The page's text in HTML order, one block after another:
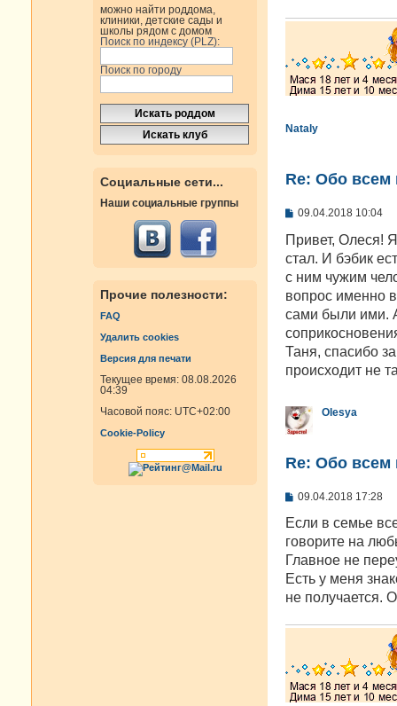
можно найти роддома,
клиники, детские сады и
школы рядом с домом
Поиск по индексу (PLZ):
Поиск по городу
Социальные сети...
Наши социальные группы
Прочие полезности:
FAQ
Удалить cookies
Версия для печати
Текущее время: 08.08.2026
04:39
Часовой пояс: UTC+02:00
Cookie-Policy
Nataly
Re: Oбо всем
С
о
б
щ
е
и
е
09.04.2018 10:04
Привет, Олеся!
стал. И бэбик
с ним чужим
вопрос именно
сами были ими.
Таня, спасибо
происходит не
Olesya
Re: Oбо всем
С
о
щ
е
и
е
09.04.2018 17:28
Если в семье
говорите на
Главное не
Есть у меня
не получается.